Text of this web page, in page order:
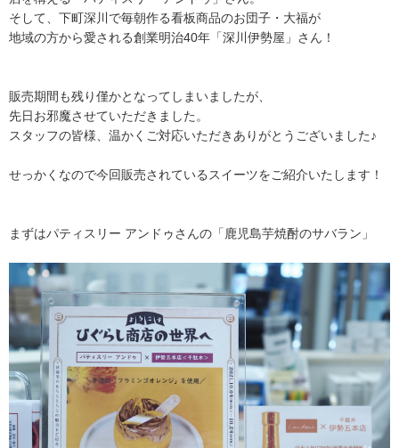
そして、下町深川で毎朝作る看板商品のお団子・大福が
地域の方から愛される創業明治40年「深川伊勢屋」さん！
販売期間も残り僅かとなってしまいましたが、
先日お邪魔させていただきました。
スタッフの皆様、温かくご対応いただきありがとうございました♪
せっかくなので今回販売されているスイーツをご紹介いたします！
まずはパティスリー アンドゥさんの「鹿児島芋焼酎のサバラン」